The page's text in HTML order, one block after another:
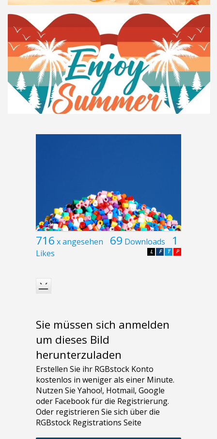
716 x angesehen 69 Downloads 1
Likes P
T
F
L
Sie müssen sich anmelden
um dieses Bild
herunterzuladen